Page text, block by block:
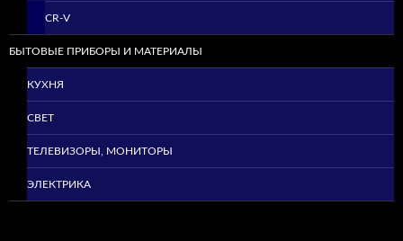
CR-V
БЫТОВЫЕ ПРИБОРЫ И МАТЕРИАЛЫ
КУХНЯ
СВЕТ
ТЕЛЕВИЗОРЫ, МОНИТОРЫ
ЭЛЕКТРИКА